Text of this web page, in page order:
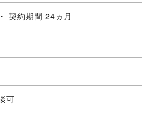
契約期間 24ヵ月
可